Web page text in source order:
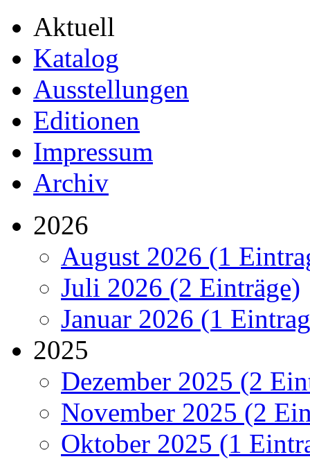
Aktuell
Katalog
Ausstellungen
Editionen
Impressum
Archiv
2026
August 2026 (1
Juli 2026 (2 Einträge)
Januar 2026 (1
2025
Dezember 2025 (2
November 2025 (2
Oktober 2025 (1